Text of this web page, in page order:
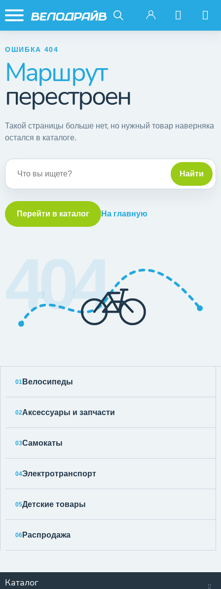
ОШИБКА 404
Маршрут
перестроен
Такой страницы больше нет, но нужный товар наверняка
остался в каталоге.
Найти
Перейти в каталог На главную
404
01 Велосипеды
02Аксессуары и запчасти
03Самокаты
04Электротранспорт
05Детские товары
06 Распродажа
Каталог